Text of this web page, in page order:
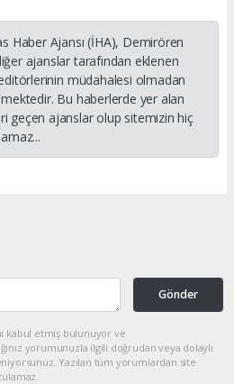
Haber Ajansı (İHA), Demirören
ajanslar tarafından eklenen
müdahalesi olmadan
Bu haberlerde yer alan
geçen ajanslar olup sitemizin hiç
Gönder
kabul etmiş bulunuyor ve
yorumunuzla ilgili doğrudan veya dolaylı
Yazılan tüm yorumlardan site